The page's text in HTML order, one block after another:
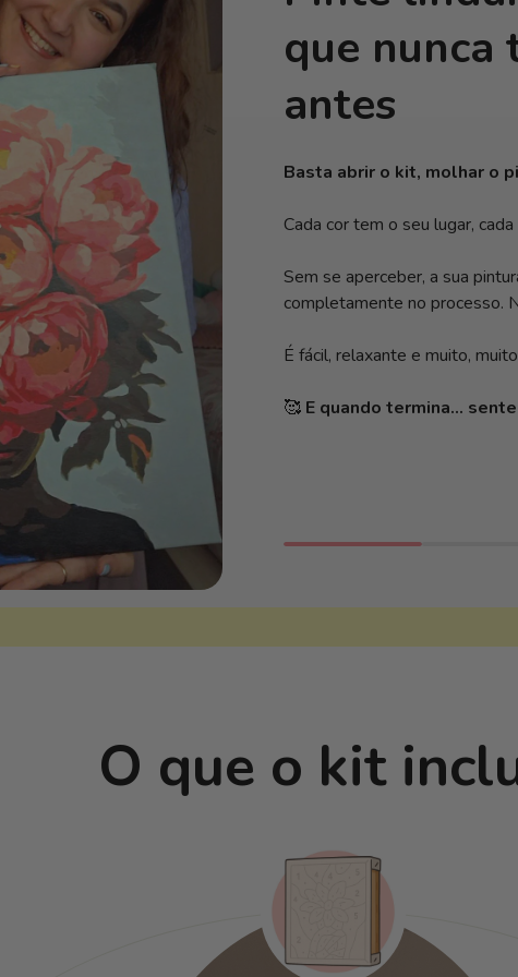
que nunca
antes
Basta abrir o kit, molhar o
Cada cor tem o seu lugar,
Sem se aperceber, a sua
completamente no processo.
É fácil, relaxante e muito,
🥰 E quando termina...
O que o kit